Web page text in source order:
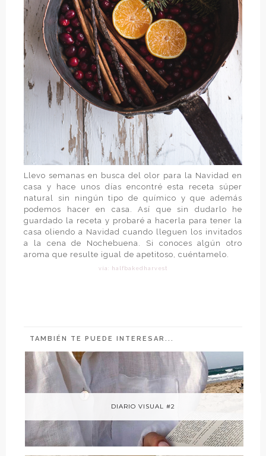
Llevo semanas en busca del olor para la Navidad en
casa y hace unos días encontré esta receta súper
natural sin ningún tipo de químico y que además
podemos hacer en casa. Así que sin dudarlo he
guardado la receta y probaré a hacerla para tener la
casa oliendo a Navidad cuando lleguen los invitados
a la cena de Nochebuena. Si conoces algún otro
aroma que resulte igual de apetitoso, cuéntamelo.
vía: halfbakedharvest
TAMBIÉN TE PUEDE INTERESAR...
DIARIO VISUAL #2